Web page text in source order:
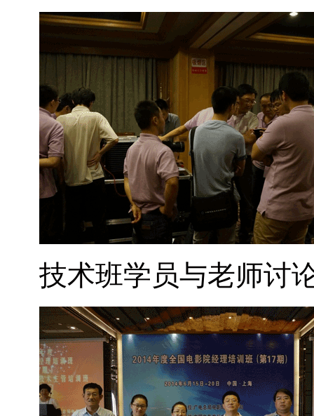
技术班学员与老师讨